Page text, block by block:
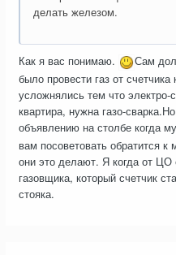
делать железом.
Как я вас понимаю.
Сам
было провести газ от
усложнялись тем что электро-
квартира, нужна газо-
объявлению на столбе когда
вам посоветовать обратится к
они это делают. Я когда от ЦО
газовщика, который счетчик
стояка.